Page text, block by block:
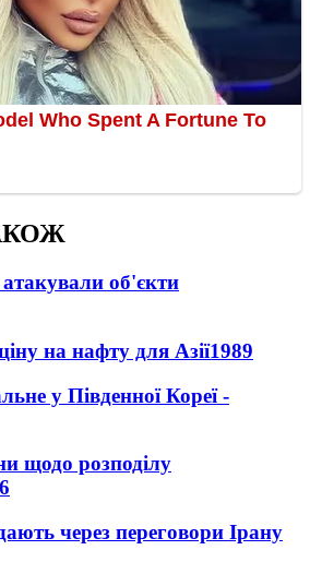
об'єкти
на нафту для Азії1989
у Південної Кореї -
щодо розподілу
через переговори Ірану